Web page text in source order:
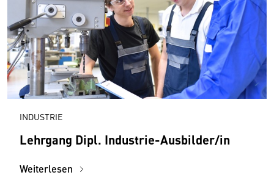
INDUSTRIE
Lehrgang Dipl. Industrie-Ausbilder/in
Weiterlesen